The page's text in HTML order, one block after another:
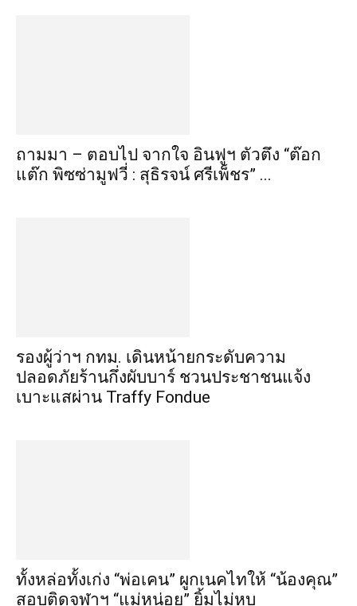
ถามมา – ตอบไป จากใจ อินฟูฯ ตัวตึง “ต๊อก
แต๊ก พิซซ่ามูฟวี่ : สุธิรจน์ ศรีเพ็ชร” ...
รองผู้ว่าฯ กทม. เดินหน้ายกระดับความ
ปลอดภัยร้านกึ่งผับบาร์ ชวนประชาชนแจ้ง
เบาะแสผ่าน Traffy Fondue
ทั้งหล่อทั้งเก่ง “พ่อเคน” ผูกเนคไทให้ “น้องคุณ”
สอบติดจุฬาฯ “แม่หน่อย” ยิ้มไม่หุบ